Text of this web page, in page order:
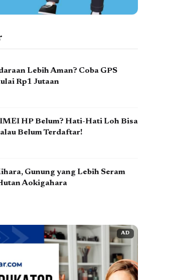
Lebih Aman? Coba GPS
Rp1 Jutaan
HP Belum? Hati-Hati Loh Bisa
Belum Terdaftar!
Gunung yang Lebih Seram
Aokigahara
AD